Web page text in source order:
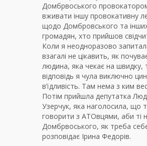
Домбрвоського
вживати іншу провокативну
щодо Домбровського та
громадян, хто прийшов
Коли я неодноразово
взагалі не цікавить, як
людина, яка чекає на швидку,
відповідь я чула виключно
в’їдливість. Там нема з ким
Потім прийшла депутатка
Узерчук, яка наголосила, що
говорити з АТОвцями, аби ті
Домбрвоського, як треба
розповідає Ірина Федорів.